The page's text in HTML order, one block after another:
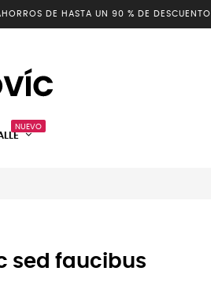
DE HASTA UN 90 % DE DESCUENTO.
NUEVO
sed faucibus